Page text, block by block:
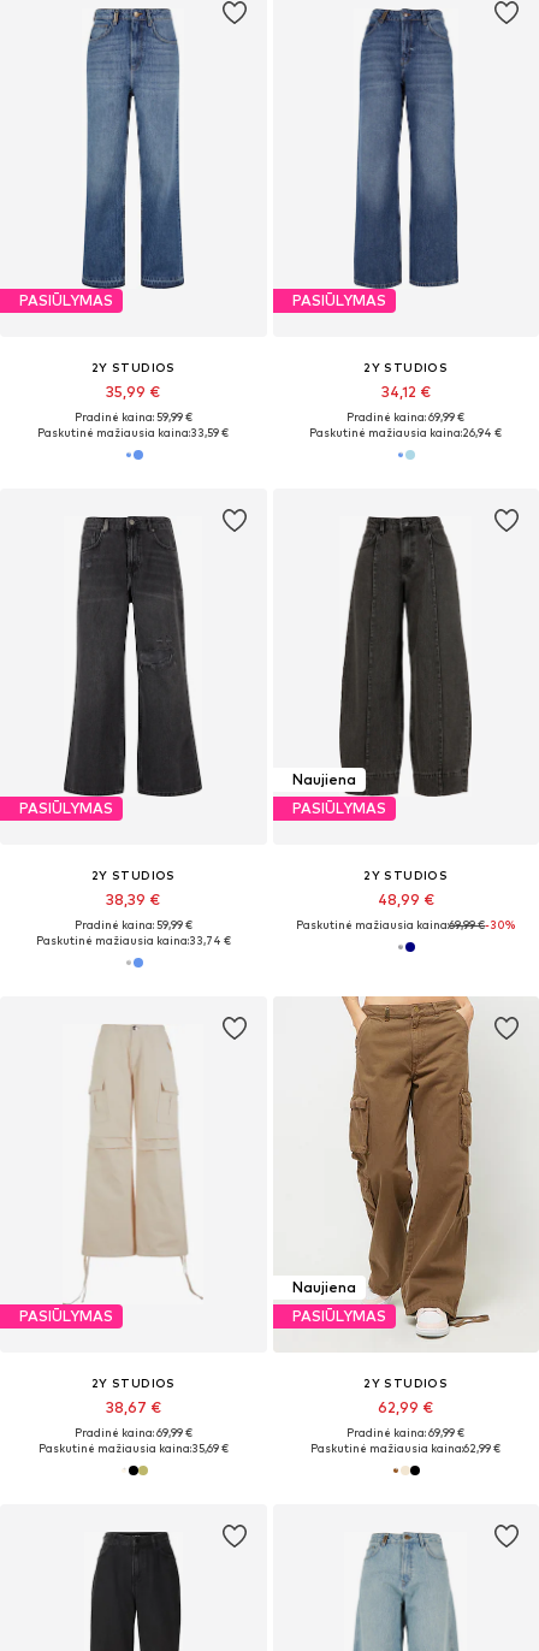
PASIŪLYMAS
2Y STUDIOS
35,99 €
Pradinė kaina: 59,99 €
Paskutinė mažiausia kaina:33,59 €
PASIŪLYMAS
2Y STUDIOS
34,12 €
Pradinė kaina: 69,99 €
Paskutinė mažiausia kaina:26,94 €
PASIŪLYMAS
2Y STUDIOS
38,39 €
Pradinė kaina: 59,99 €
Paskutinė mažiausia kaina:33,74 €
Naujiena
PASIŪLYMAS
2Y STUDIOS
48,99 €
Paskutinė mažiausia kaina:69,99 €-30%
PASIŪLYMAS
2Y STUDIOS
38,67 €
Pradinė kaina: 69,99 €
Paskutinė mažiausia kaina:35,69 €
Naujiena
PASIŪLYMAS
2Y STUDIOS
62,99 €
Pradinė kaina: 69,99 €
Paskutinė mažiausia kaina:62,99 €